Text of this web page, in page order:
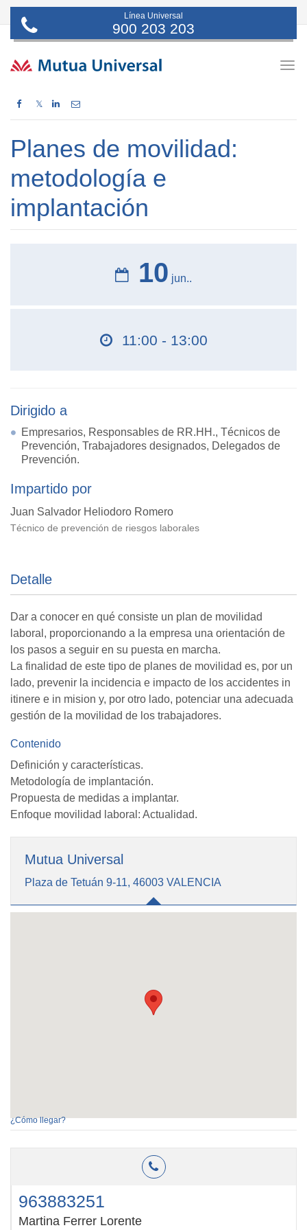
Línea Universal
900 203 203
𝕏
Planes de movilidad:
metodología e
implantación
10 jun..
11:00 - 13:00
Dirigido a
Empresarios, Responsables de RR.HH., Técnicos de
Prevención, Trabajadores designados, Delegados de
Prevención.
Impartido por
Juan Salvador Heliodoro Romero
Técnico de prevención de riesgos laborales
Detalle
Dar a conocer en qué consiste un plan de movilidad
laboral, proporcionando a la empresa una orientación de
los pasos a seguir en su puesta en marcha.
La finalidad de este tipo de planes de movilidad es, por un
lado, prevenir la incidencia e impacto de los accidentes in
itinere e in mision y, por otro lado, potenciar una adecuada
gestión de la movilidad de los trabajadores.
Contenido
Definición y características.
Metodología de implantación.
Propuesta de medidas a implantar.
Enfoque movilidad laboral: Actualidad.
Mutua Universal
Plaza de Tetuán 9-11, 46003 VALENCIA
¿Cómo llegar?
963883251
Martina Ferrer Lorente